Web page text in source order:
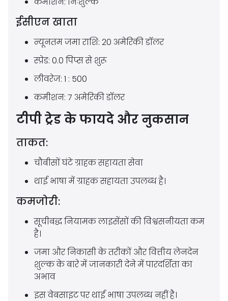
ईसीएन खाता
न्यूनतम जमा राशि: 20 अमेरिकी डॉलर
स्प्रेड: 0.0 पिप्स से शुरू
लीवरेज: 1 : 500
कमीशन: 7 अमेरिकी डॉलर
टीपी ट्रेड के फायदे और नुकसान
ताकत:
चौबीसों घंटे ग्राहक सहायता सेवा
थाई भाषा में ग्राहक सहायता उपलब्ध है।
कमजोरी:
सूचीबद्ध नियामक लाइसेंसों की विश्वसनीयता कम
है।
जमा और निकासी के तरीकों और वित्तीय लेनदेन
शुल्क के बारे में जानकारी देने में पारदर्शिता का
अभाव
इस वेबसाइट पर थाई भाषा उपलब्ध नहीं है।